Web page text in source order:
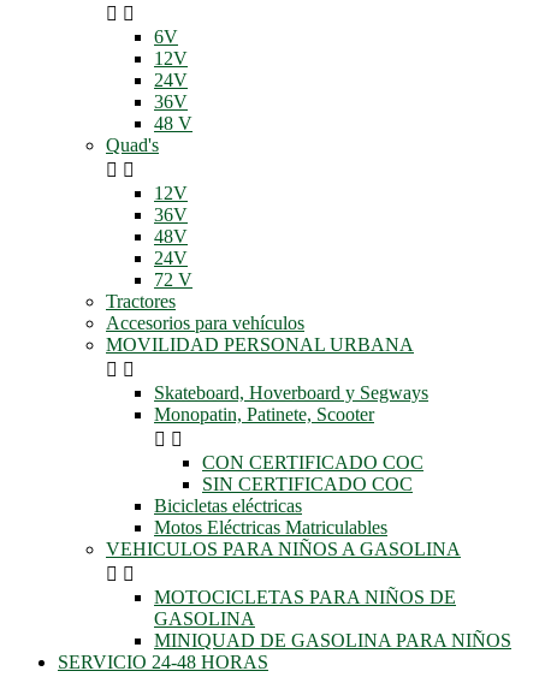
 
6V
12V
24V
36V
48 V
Quad's
 
12V
36V
48V
24V
72 V
Tractores
Accesorios para vehículos
MOVILIDAD PERSONAL URBANA
 
Skateboard, Hoverboard y Segways
Monopatin, Patinete, Scooter
 
CON CERTIFICADO COC
SIN CERTIFICADO COC
Bicicletas eléctricas
Motos Eléctricas Matriculables
VEHICULOS PARA NIÑOS A GASOLINA
 
MOTOCICLETAS PARA NIÑOS DE
GASOLINA
MINIQUAD DE GASOLINA PARA NIÑOS
SERVICIO 24-48 HORAS